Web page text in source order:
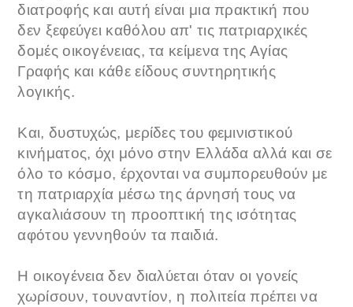
διατροφής και αυτή είναι μια πρακτική που
δεν ξεφεύγει καθόλου απ' τις πατριαρχικές
δομές οικογένειας, τα κείμενα της Αγίας
Γραφής και κάθε είδους συντηρητικής
λογικής.
Και, δυστυχώς, μερίδες του φεμινιστικού
κινήματος, όχι μόνο στην Ελλάδα αλλά και σε
όλο το κόσμο, έρχονται να συμπορευθούν με
τη πατριαρχία μέσω της άρνησή τους να
αγκαλιάσουν τη προοπτική της ισότητας
αφότου γεννηθούν τα παιδιά.
Η οικογένεια δεν διαλύεται όταν οι γονείς
χωρίσουν, τουναντίον, η πολιτεία πρέπει να